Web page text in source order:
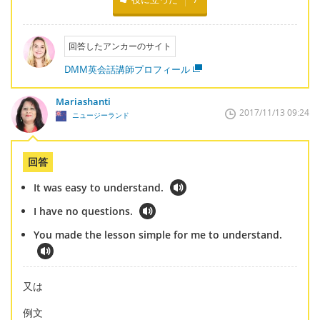
回答したアンカーのサイト
DMM英会話講師プロフィール
Mariashanti
ニュージーランド 2017/11/13 09:24
回答
It was easy to understand.
I have no questions.
You made the lesson simple for me to understand.
又は
例文